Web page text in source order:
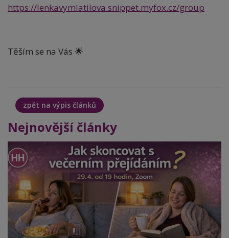
https://lenkavymlatilova.snippet.myfox.cz/group
Těším se na Vás 🌟
zpět na výpis článků
Nejnovější články